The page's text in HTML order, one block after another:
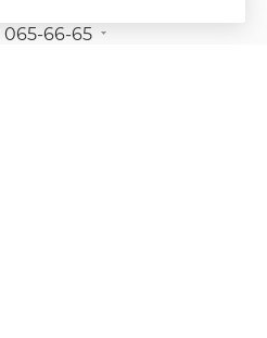
065-66-65